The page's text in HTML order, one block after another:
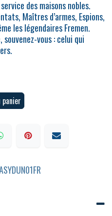
des maisons nobles.
Maîtres d’armes, Espions,
les légendaires Fremen.
souvenez-vous : celui qui